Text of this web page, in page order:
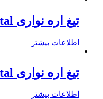
تیغ اره نواری M51 Bi metal سایز 41
اطلاعات بیشتر
تیغ اره نواری M51 Bi metal سایز 80
اطلاعات بیشتر